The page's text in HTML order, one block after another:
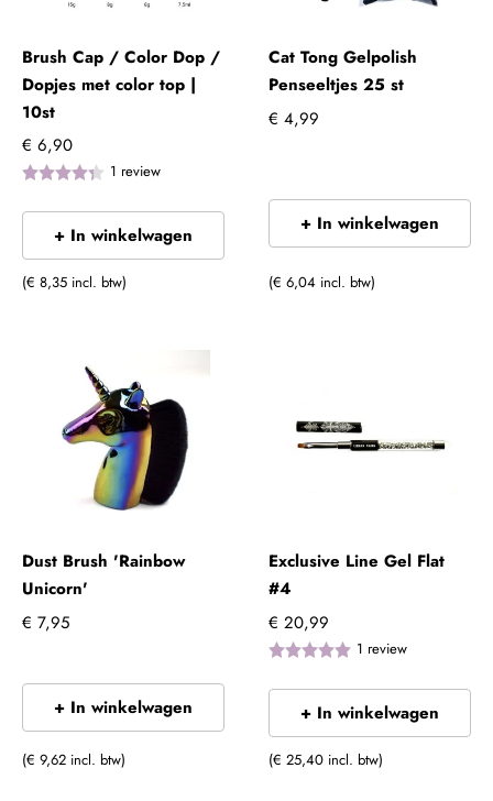
Brush Cap / Color Dop /
Dopjes met color top |
10st
€ 6,90
1 review
+ In winkelwagen
(€ 8,35 incl. btw)
Cat Tong Gelpolish
Penseeltjes 25 st
€ 4,99
+ In winkelwagen
(€ 6,04 incl. btw)
Dust Brush 'Rainbow
Unicorn'
€ 7,95
+ In winkelwagen
(€ 9,62 incl. btw)
Exclusive Line Gel Flat
#4
€ 20,99
1 review
+ In winkelwagen
(€ 25,40 incl. btw)